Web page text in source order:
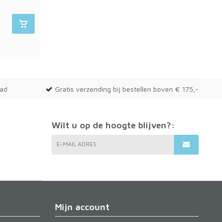
Gratis verzending bij bestellen boven € 175,-
Wilt u op de hoogte blijven?:
E-MAIL ADRES
Mijn account